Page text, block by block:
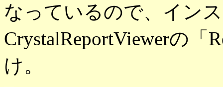
なっているので、イン
CrystalReportViewerの「
け。